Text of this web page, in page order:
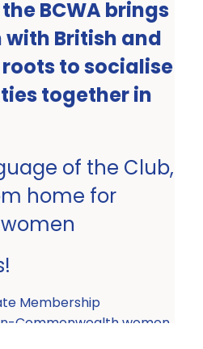
BCWA brings
British and
to socialise
together in
of the Club,
home for
Membership
Commonwealth women.